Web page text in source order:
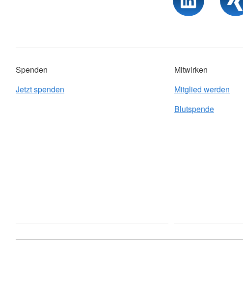
Spenden
Jetzt spenden
Mitwirken
Mitglied werden
Blutspende